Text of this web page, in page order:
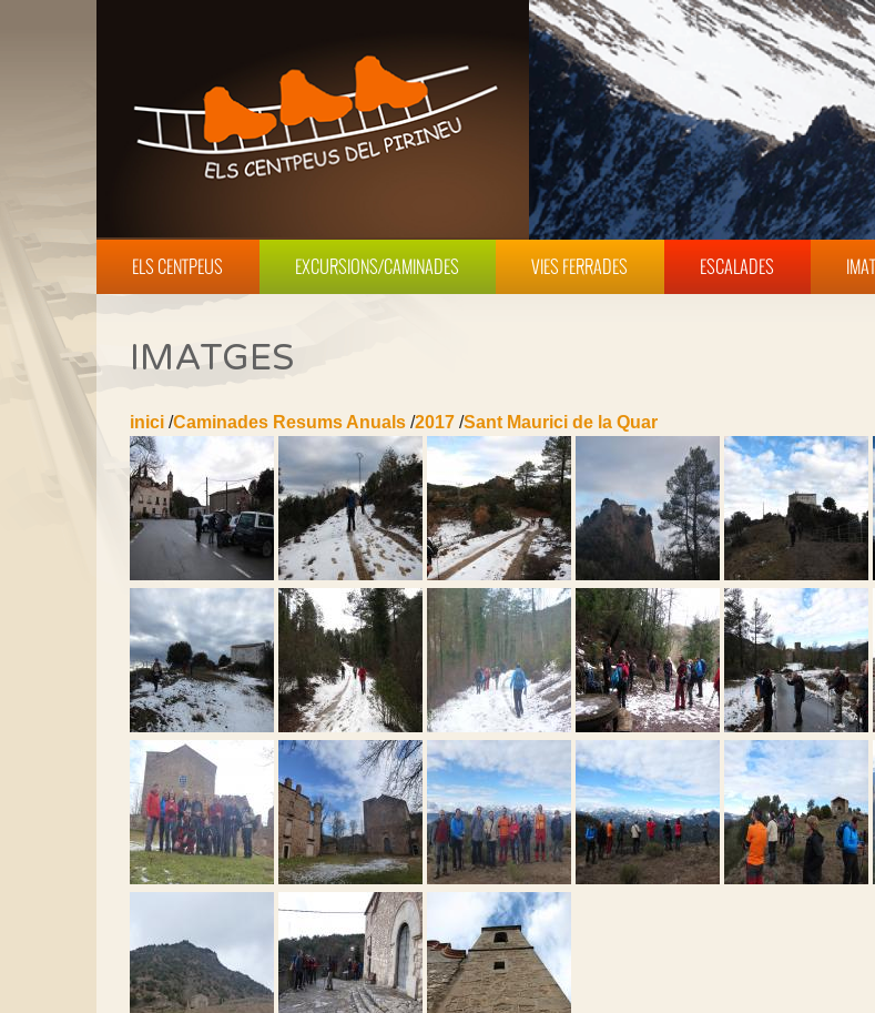
ELS CENTPEUS EXCURSIONS/CAMINADES VIES FERRADES ESCALADES
IMATGES
inici /Caminades Resums Anuals /2017 /Sant Maurici de la Quar